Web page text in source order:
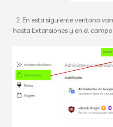
2. En esta siguiente ventana
hasta Extensiones y en el